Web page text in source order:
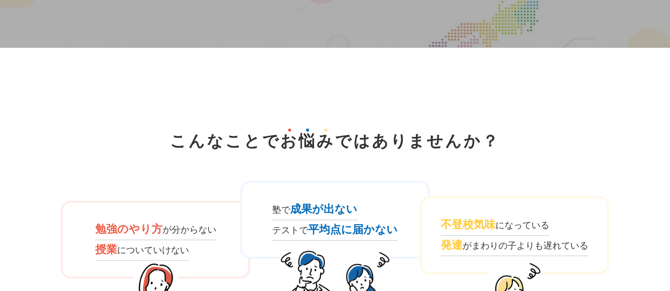
こんなことでお悩みでは ありませんか？
勉強のやり方が分からない
授業についていけない
塾で成果が出ない
テストで平均点に届かない 不登校気味になっている
発達がまわりの子よりも遅れている